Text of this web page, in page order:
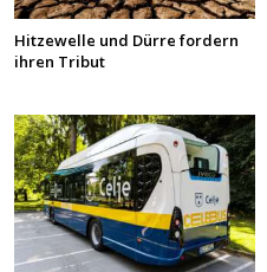
Hitzewelle und Dürre fordern
ihren Tribut